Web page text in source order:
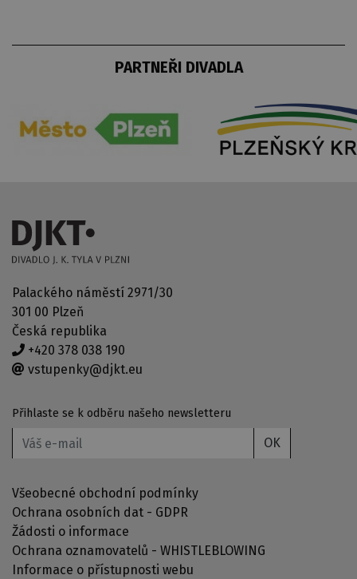
PARTNEŘI DIVADLA
Palackého náměstí 2971/30
301 00 Plzeň
Česká republika
+420 378 038 190
vstupenky@djkt.eu
Přihlaste se k odběru našeho newsletteru
OK
Všeobecné obchodní podmínky
Ochrana osobních dat - GDPR
Žádosti o informace
Ochrana oznamovatelů - WHISTLEBLOWING
Informace o přístupnosti webu